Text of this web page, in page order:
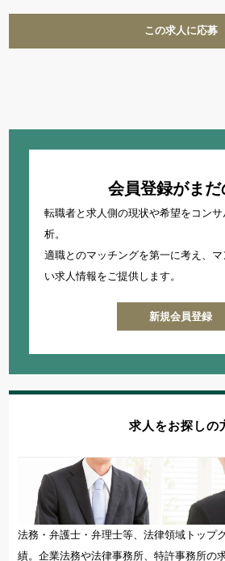
この求人に応募
会員登録がまだ
転職者と求人側の現状や希望をコン
析。
適職とのマッチングを第一に考え、
い求人情報をご提供します。
新規会員登録
求人をお探しの
法務・弁護士・弁理士等、法律領域トップ
績。企業法務や法律事務所、特許事務所の